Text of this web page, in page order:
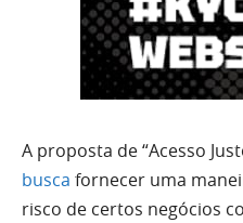
A proposta de “Acesso
busca fornecer uma
risco de certos negócios